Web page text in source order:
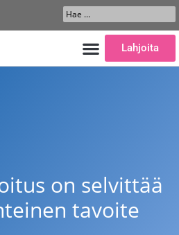
Search
...
Lahjoita
on selvittää
tavoite